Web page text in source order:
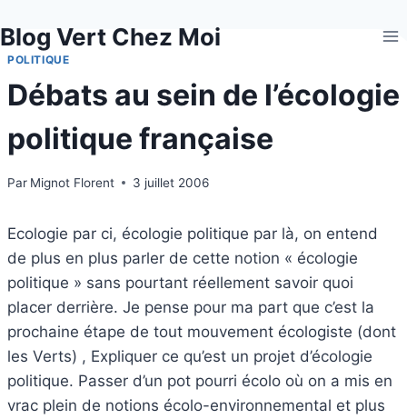
au
contenu
Blog Vert Chez Moi
POLITIQUE
Débats au sein de l’écologie
politique française
Par Mignot Florent 3 juillet 2006
Ecologie par ci, écologie politique par là, on entend
de plus en plus parler de cette notion « écologie
politique » sans pourtant réellement savoir quoi
placer derrière. Je pense pour ma part que c’est la
prochaine étape de tout mouvement écologiste (dont
les Verts) , Expliquer ce qu’est un projet d’écologie
politique. Passer d’un pot pourri écolo où on a mis en
vrac plein de notions écolo-environnemental et plus